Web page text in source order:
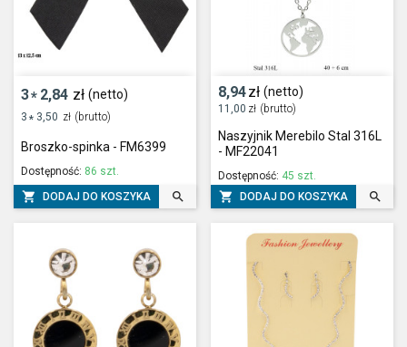
3* 2,84 zł (netto)
3 * 3,50 zł (brutto)
Broszko-spinka - FM6399
Dostępność: 86 szt.
 DODAJ DO KOSZYKA 
8,94zł (netto)
11,00 zł (brutto)
Naszyjnik Merebilo Stal 316L
- MF22041
Dostępność: 45 szt.
 DODAJ DO KOSZYKA 